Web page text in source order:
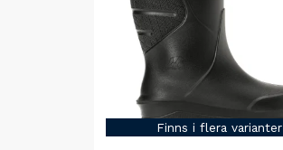
Finns i flera varianter